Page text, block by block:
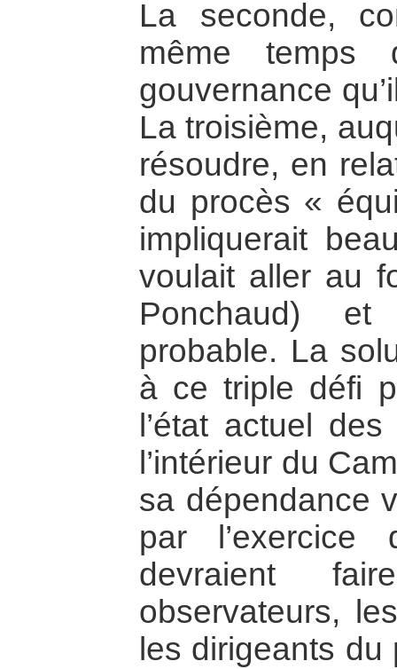
La seconde,
même
gouvernance
La troisième,
résoudre, en
du procès «
impliquerait
voulait aller au
Ponchaud)
probable. La
à ce triple défi
l’état actuel
l’intérieur du
sa dépendance
par l’exercice
devraient
observateurs,
les dirigeants du